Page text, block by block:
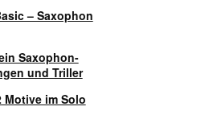
– Saxophon
Saxophon-
und Triller
Motive im Solo